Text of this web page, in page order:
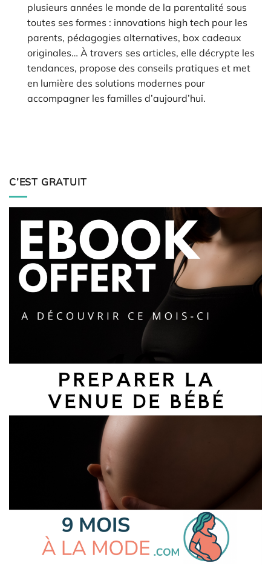
plusieurs années le monde de la parentalité sous
toutes ses formes : innovations high tech pour les
parents, pédagogies alternatives, box cadeaux
originales… À travers ses articles, elle décrypte les
tendances, propose des conseils pratiques et met
en lumière des solutions modernes pour
accompagner les familles d’aujourd’hui.
C’EST GRATUIT